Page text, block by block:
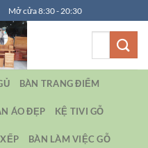
Mở cửa 8:30 - 20:30
BÀN TRANG ĐIỂM
ÁO ĐẸP KỆ TIVI GỖ
BÀN LÀM VIỆC GỖ